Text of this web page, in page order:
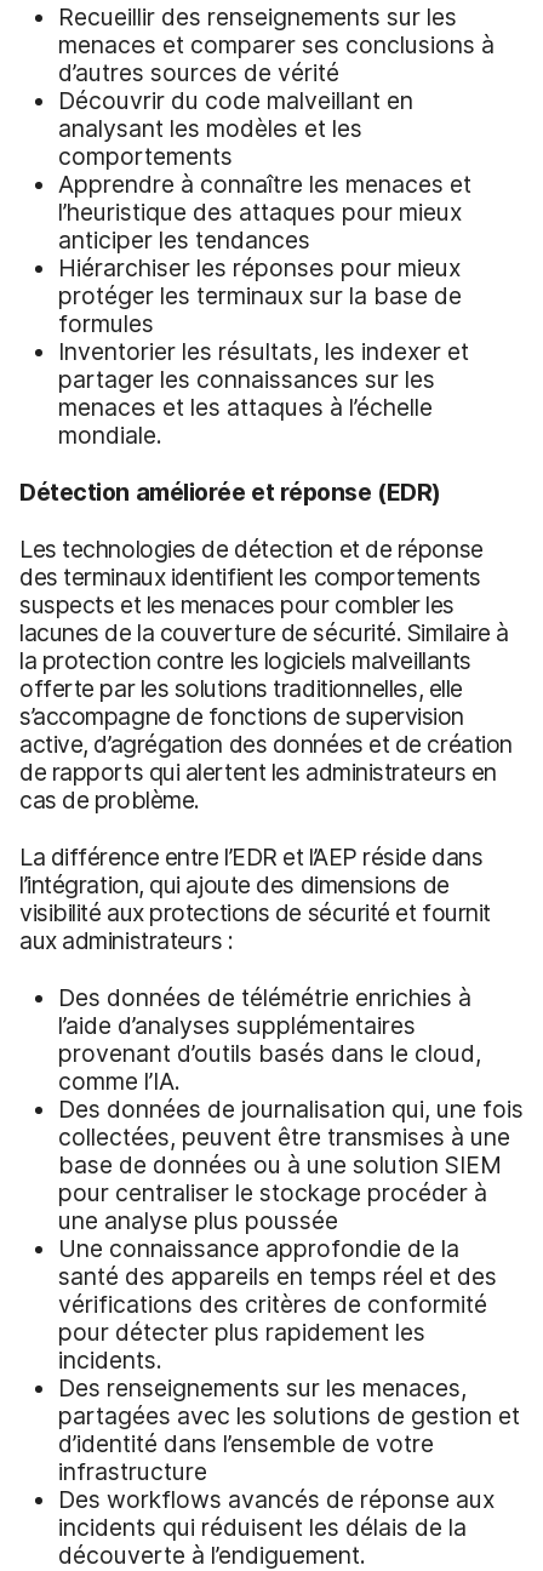
Recueillir des renseignements sur les
menaces et comparer ses conclusions à
d’autres sources de vérité
Découvrir du code malveillant en
analysant les modèles et les
comportements
Apprendre à connaître les menaces et
l’heuristique des attaques pour mieux
anticiper les tendances
Hiérarchiser les réponses pour mieux
protéger les terminaux sur la base de
formules
Inventorier les résultats, les indexer et
partager les connaissances sur les
menaces et les attaques à l’échelle
mondiale.
Détection améliorée et réponse (EDR)
Les technologies de détection et de réponse
des terminaux identifient les comportements
suspects et les menaces pour combler les
lacunes de la couverture de sécurité. Similaire à
la protection contre les logiciels malveillants
offerte par les solutions traditionnelles, elle
s’accompagne de fonctions de supervision
active, d’agrégation des données et de création
de rapports qui alertent les administrateurs en
cas de problème.
La différence entre l’EDR et l’AEP réside dans
l’intégration, qui ajoute des dimensions de
visibilité aux protections de sécurité et fournit
aux administrateurs :
Des données de télémétrie enrichies à
l’aide d’analyses supplémentaires
provenant d’outils basés dans le cloud,
comme l’IA.
Des données de journalisation qui, une fois
collectées, peuvent être transmises à une
base de données ou à une solution SIEM
pour centraliser le stockage procéder à
une analyse plus poussée
Une connaissance approfondie de la
santé des appareils en temps réel et des
vérifications des critères de conformité
pour détecter plus rapidement les
incidents.
Des renseignements sur les menaces,
partagées avec les solutions de gestion et
d’identité dans l’ensemble de votre
infrastructure
Des workflows avancés de réponse aux
incidents qui réduisent les délais de la
découverte à l’endiguement.